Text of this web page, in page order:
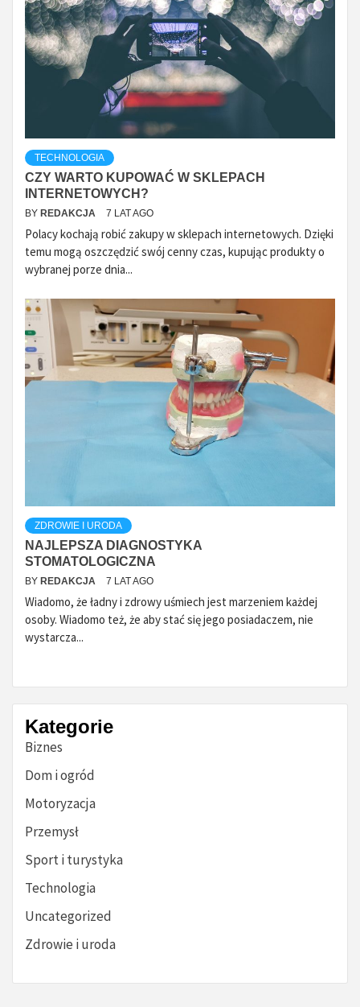
TECHNOLOGIA
CZY WARTO KUPOWAĆ W SKLEPACH
INTERNETOWYCH?
BY REDAKCJA 7 LAT AGO
Polacy kochają robić zakupy w sklepach internetowych. Dzięki
temu mogą oszczędzić swój cenny czas, kupując produkty o
wybranej porze dnia...
ZDROWIE I URODA
NAJLEPSZA DIAGNOSTYKA
STOMATOLOGICZNA
BY REDAKCJA 7 LAT AGO
Wiadomo, że ładny i zdrowy uśmiech jest marzeniem każdej
osoby. Wiadomo też, że aby stać się jego posiadaczem, nie
wystarcza...
Kategorie
Biznes
Dom i ogród
Motoryzacja
Przemysł
Sport i turystyka
Technologia
Uncategorized
Zdrowie i uroda